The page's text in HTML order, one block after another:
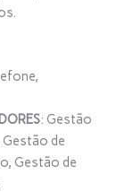
: Gestão
de
Gestão de